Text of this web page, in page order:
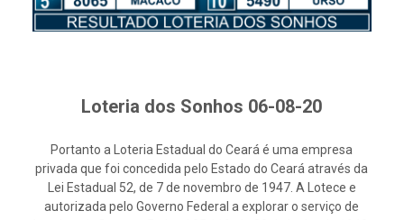
Loteria dos Sonhos 06-08-20
Portanto a Loteria Estadual do Ceará é uma empresa
privada que foi concedida pelo Estado do Ceará através da
Lei Estadual 52, de 7 de novembro de 1947. A Lotece e
autorizada pelo Governo Federal a explorar o serviço de